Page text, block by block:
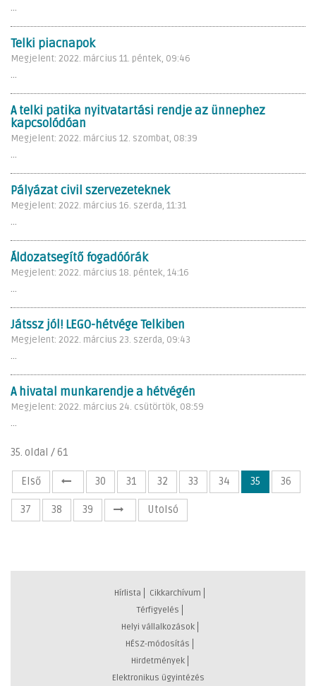
...
Telki piacnapok
Megjelent: 2022. március 11. péntek, 09:46
...
A telki patika nyitvatartási rendje az ünnephez
kapcsolódóan
Megjelent: 2022. március 12. szombat, 08:39
...
Pályázat civil szervezeteknek
Megjelent: 2022. március 16. szerda, 11:31
...
Áldozatsegítő fogadóórák
Megjelent: 2022. március 18. péntek, 14:16
...
Játssz jól! LEGO-hétvége Telkiben
Megjelent: 2022. március 23. szerda, 09:43
...
A hivatal munkarendje a hétvégén
Megjelent: 2022. március 24. csütörtök, 08:59
...
35. oldal / 61
Első 30 31 32 33 34 35 36
37 38 39 Utolsó
Hírlista
Cikkarchívum
Térfigyelés
Helyi vállalkozások
HÉSZ-módosítás
Hirdetmények
Elektronikus ügyintézés